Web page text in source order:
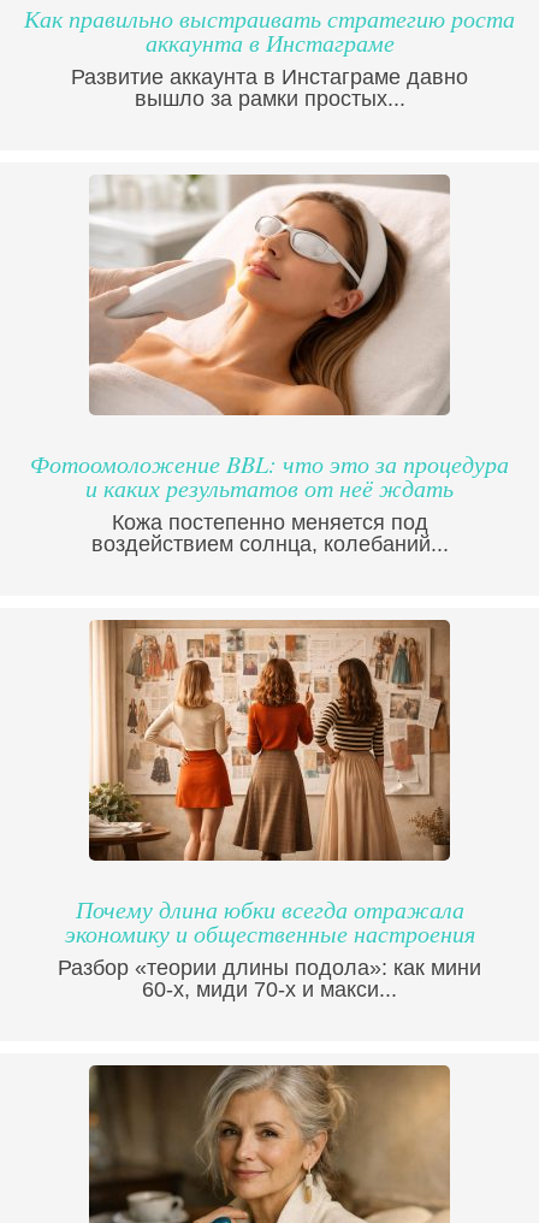
Как правильно выстраивать стратегию роста
аккаунта в Инстаграме
Развитие аккаунта в Инстаграме давно
вышло за рамки простых...
Фотоомоложение BBL: что это за процедура
и каких результатов от неё ждать
Кожа постепенно меняется под
воздействием солнца, колебаний...
Почему длина юбки всегда отражала
экономику и общественные настроения
Разбор «теории длины подола»: как мини
60-х, миди 70-х и макси...